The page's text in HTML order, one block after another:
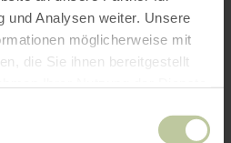
und Analysen weiter. Unsere
möglicherweise mit
die Sie ihnen bereitgestellt
bezoek!
gratis.